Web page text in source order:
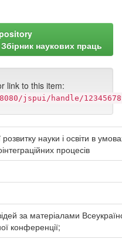
Збірник наукових праць
link to this item:
jspui/handle/
науки і освіти в
процесів
за матеріалами
конференції;